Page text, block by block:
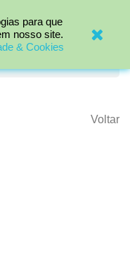
Voltar
para que
nosso site.
& Cookies